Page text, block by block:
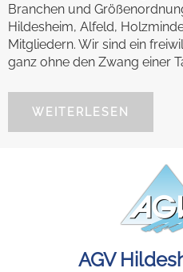
Branchen und
Hildesheim, Alfeld,
Mitgliedern. Wir sind ein
ganz ohne den Zwang einer
WEITERLESEN
AGV